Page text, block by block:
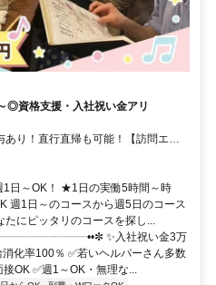
◎資格支援・入社祝い金アリ
り！直行直帰も可能！【訪問エリ
狛江市、川崎市登戸周辺地域にな
ｈｙｏｕ）】豪徳寺駅、梅ヶ丘駅か
日～OK！ ★1日の実働5時間～時
週1日～のコースから週5日のコース
たにピッタリのコースを探し...
✨入社祝い金3万
消化率100％ ✅若いヘルパーさん多数
OK ✅週1～OK・無理な...